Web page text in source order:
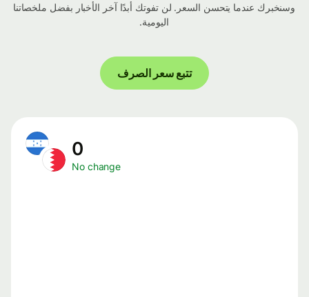
وسنخبرك عندما يتحسن السعر. لن تفوتك أبدًا آخر الأخبار بفضل ملخصاتنا
اليومية.
تتبع سعر الصرف
No change